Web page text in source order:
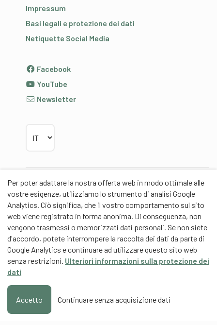
Per poter adattare la nostra offerta web in modo ottimale alle
vostre esigenze, utilizziamo lo strumento di analisi Google
Analytics. Ciò significa, che il vostro comportamento sul sito
web viene registrato in forma anonima. Di conseguenza, non
vengono trasmessi o memorizzati dati personali. Se non siete
d'accordo, potete interrompere la raccolta dei dati da parte di
Google Analytics e continuare ad utilizzare questo sito web
senza restrizioni. Ulteriori informazioni sulla protezione dei
dati
Accetto Continuare senza acquisizione dati
Impressum
Basi legali e protezione dei dati
Netiquette Social Media
Facebook
YouTube
Newsletter
Partner
Partner di contenuti
Scuola universitaria federale dello Sport Macolin